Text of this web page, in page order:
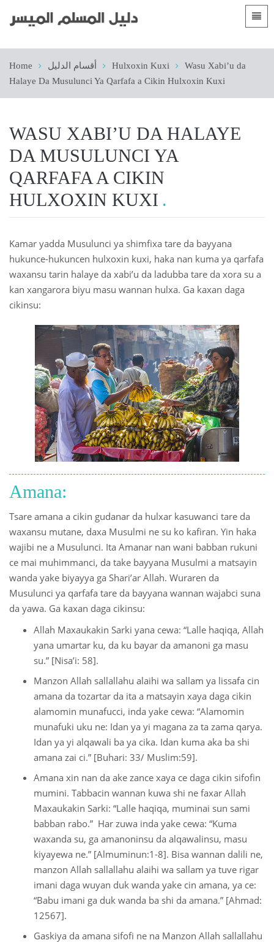
Gabatarwa
Yankuna
Shqip
简体中文
English
Hausa
Bahasa Indonesia
Қазақ
فارسی
Русский
Somali
Kiswahili
Türkçe
اردو
Home أقسام الدليل Hulxoxin Kuxi
Wasu Xabi’u da
Halaye Da Musulunci Ya Qarfafa a Cikin Hulxoxin Kuxi
WASU XABI’U DA HALAYE
DA MUSULUNCI YA
QARFAFA A CIKIN
HULXOXIN KUXI
Kamar yadda Musulunci ya shimfixa tare da bayyana
hukunce-hukuncen hulxoxin kuxi, haka nan kuma ya qarfafa
waxansu tarin halaye da xabi’u da ladubba tare da xora su a
kan xangarora biyu masu wannan hulxa. Ga kaxan daga
cikinsu:
Amana:
Tsare amana a cikin gudanar da hulxar kasuwanci tare da
waxansu mutane, daxa Musulmi ne su ko kafiran. Yin haka
wajibi ne a Musulunci. Ita Amanar nan wani babban rukuni
ce mai muhimmanci, da take bayyana Musulmi a matsayin
wanda yake biyayya ga Shari’ar Allah. Wuraren da
Musulunci ya qarfafa tare da bayyana wannan wajabci suna
da yawa. Ga kaxan daga cikinsu:
Allah Maxaukakin Sarki yana cewa: “Lalle haqiqa, Allah
yana umartar ku, da ku bayar da amanoni ga masu
su.” [Nisa’i: 58].
Manzon Allah sallallahu alaihi wa sallam ya lissafa cin
amana da tozartar da ita a matsayin xaya daga cikin
alamomin munafucci, inda yake cewa: “Alamomin
munafuki uku ne: Idan ya yi magana za ta zama qarya.
Idan ya yi alqawali ba ya cika. Idan kuma aka ba shi
amana zai ci.” [Buhari: 33/ Muslim:59].
Amana xin nan da ake zance xaya ce daga cikin sifofin
mumini. Tabbacin wannan kuwa shi ne faxar Allah
Maxaukakin Sarki: “Lalle haqiqa, muminai sun sami
babban rabo.” Har zuwa inda yake cewa: “Kuma
waxanda su, ga amanoninsu da alqawalinsu, masu
kiyayewa ne.” [Almuminun:1-8]. Bisa wannan dalili ne,
manzon Allah sallallahu alaihi wa sallam ya tuve rigar
imani daga wuyan duk wanda yake cin amana, ya ce:
“Babu imani ga duk wanda ba shi da amana.” [Ahmad:
12567].
Gaskiya da amana sifofi ne na Manzon Allah sallallahu